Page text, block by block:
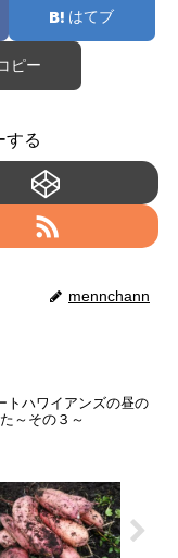
はてブ
ピー
する
mennchann
トハワイアンズの昼の
～その３～